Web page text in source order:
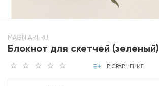
MAGNIART.RU
Блокнот для скетчей (зеленый)
В СРАВНЕНИЕ